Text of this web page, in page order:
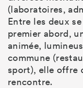
(laboratoires,
Entre les deux
premier abord,
animée,
commune
sport), elle offre
rencontre.